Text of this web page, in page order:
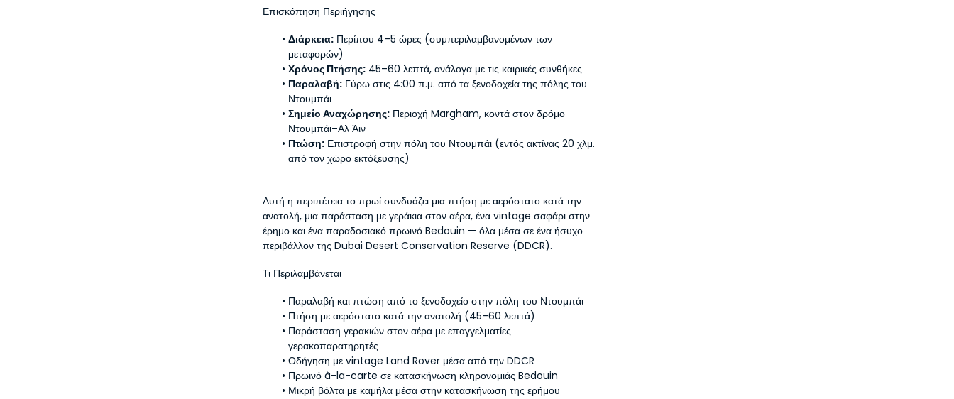
Επισκόπηση Περιήγησης
Διάρκεια: Περίπου 4–5 ώρες (συμπεριλαμβανομένων των
μεταφορών)
Χρόνος Πτήσης: 45–60 λεπτά, ανάλογα με τις καιρικές συνθήκες
Παραλαβή: Γύρω στις 4:00 π.μ. από τα ξενοδοχεία της πόλης του
Ντουμπάι
Σημείο Αναχώρησης: Περιοχή Margham, κοντά στον δρόμο
Ντουμπάι–Αλ Άιν
Πτώση: Επιστροφή στην πόλη του Ντουμπάι (εντός ακτίνας 20 χλμ.
από τον χώρο εκτόξευσης)
Αυτή η περιπέτεια το πρωί συνδυάζει μια πτήση με αερόστατο κατά την
ανατολή, μια παράσταση με γεράκια στον αέρα, ένα vintage σαφάρι στην
έρημο και ένα παραδοσιακό πρωινό Bedouin — όλα μέσα σε ένα ήσυχο
περιβάλλον της Dubai Desert Conservation Reserve (DDCR).
Τι Περιλαμβάνεται
Παραλαβή και πτώση από το ξενοδοχείο στην πόλη του Ντουμπάι
Πτήση με αερόστατο κατά την ανατολή (45–60 λεπτά)
Παράσταση γερακιών στον αέρα με επαγγελματίες
γερακοπαρατηρητές
Οδήγηση με vintage Land Rover μέσα από την DDCR
Πρωινό à-la-carte σε κατασκήνωση κληρονομιάς Bedouin
Μικρή βόλτα με καμήλα μέσα στην κατασκήνωση της ερήμου